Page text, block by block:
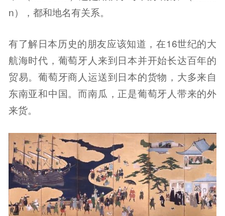
n），都和地名有关系。
有了解日本历史的朋友应该知道，在16世纪的大
航海时代，葡萄牙人来到日本并开始长达百年的
贸易。葡萄牙商人运送到日本的货物，大多来自
东南亚和中国。而南瓜，正是葡萄牙人带来的外
来货。